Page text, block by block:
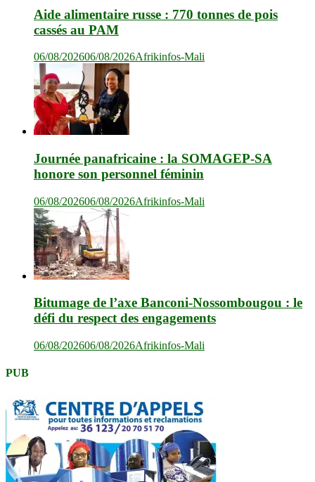
Aide alimentaire russe : 770 tonnes de pois
cassés au PAM
06/08/202606/08/2026Afrikinfos-Mali
Journée panafricaine : la SOMAGEP-SA
honore son personnel féminin
06/08/202606/08/2026Afrikinfos-Mali
Bitumage de l’axe Banconi-Nossombougou : le
défi du respect des engagements
06/08/202606/08/2026Afrikinfos-Mali
PUB